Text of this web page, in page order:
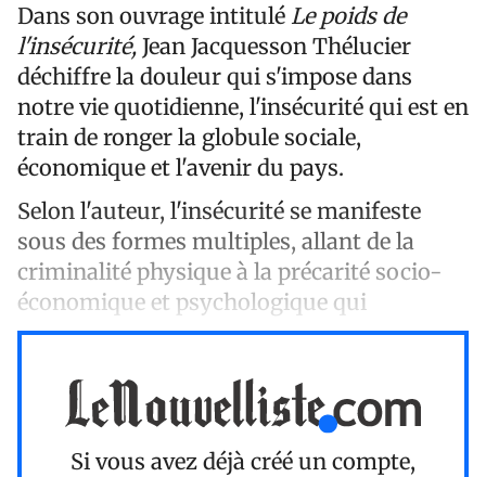
Dans son ouvrage intitulé Le poids de
l'insécurité, Jean Jacquesson Thélucier
déchiffre la douleur qui s'impose dans
notre vie quotidienne, l'insécurité qui est en
train de ronger la globule sociale,
économique et l'avenir du pays.
Selon l'auteur, l'insécurité se manifeste
sous des formes multiples, allant de la
criminalité physique à la précarité socio-
économique et psychologique qui
Si vous avez déjà créé un compte,